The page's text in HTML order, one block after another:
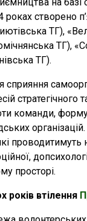
створено
ТГ),
ТГ),
ТГ).
команди,
проводитимуть
просторі.
років втілення